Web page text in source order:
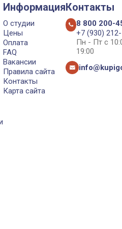
Информация
О студии
Цены
Оплата
FAQ
Вакансии
Правила сайта
Контакты
Карта сайта
Контакты
8 800 200-
+7 (930)
Пн - Пт с
19:00